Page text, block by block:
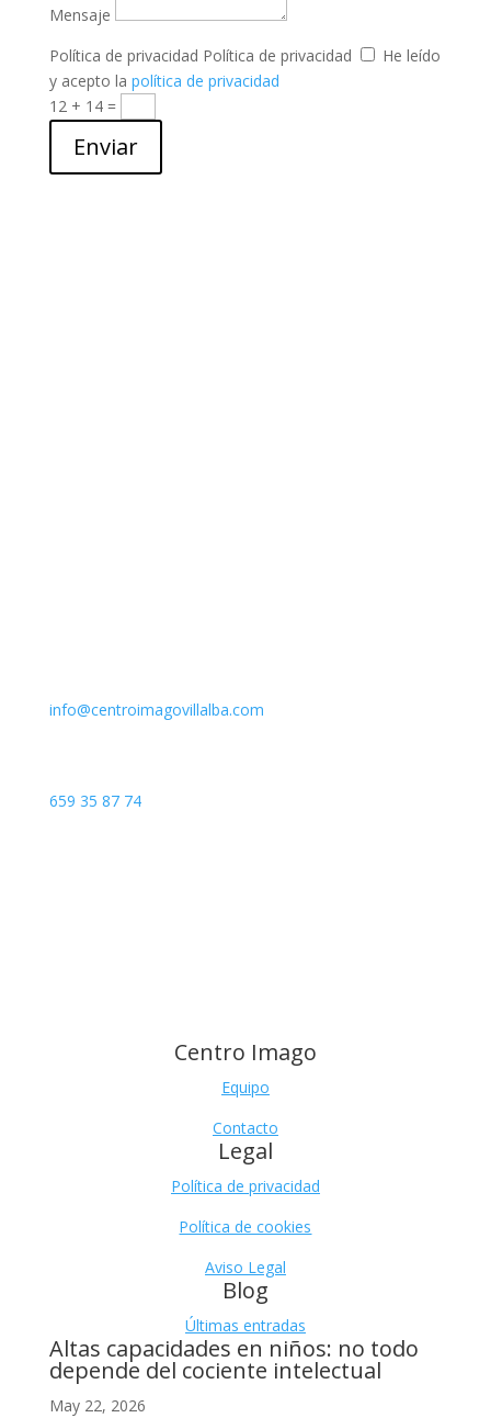
Mensaje
Política de privacidad Política de privacidad
He leído
y acepto la política de privacidad
12 + 14=
Enviar
info@centroimagovillalba.com
659 35 87 74
Centro Imago
Equipo
Contacto
Legal
Política de privacidad
Política de cookies
Aviso Legal
Blog
Últimas entradas
Altas capacidades en niños: no todo
depende del cociente intelectual
May 22, 2026